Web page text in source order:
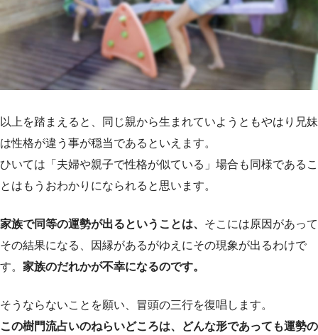
以上を踏まえると、同じ親から生まれていようともやはり兄妹
は性格が違う事が穏当であるといえます。
ひいては「夫婦や親子で性格が似ている」場合も同様であるこ
とはもうおわかりになられると思います。
家族で同等の運勢が出るということは、 そこには原因があって
その結果になる、因縁があるがゆえにその現象が出るわけで
す。 家族のだれかが不幸になるのです。
そうならないことを願い、冒頭の三行を復唱します。
この樹門流占いのねらいどころは、どんな形であっても運勢の